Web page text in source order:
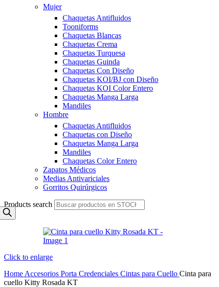
Mujer
Chaquetas Antifluidos
Tooniforms
Chaquetas Blancas
Chaquetas Crema
Chaquetas Turquesa
Chaquetas Guinda
Chaquetas Con Diseño
Chaquetas KOI/BJ con Diseño
Chaquetas KOI Color Entero
Chaquetas Manga Larga
Mandiles
Hombre
Chaquetas Antifluidos
Chaquetas con Diseño
Chaquetas Manga Larga
Mandiles
Chaquetas Color Entero
Zapatos Médicos
Medias Antivariciales
Gorritos Quirúrgicos
Products search
Click to enlarge
Home Accesorios Porta Credenciales Cintas para Cuello Cinta para
cuello Kitty Rosada KT